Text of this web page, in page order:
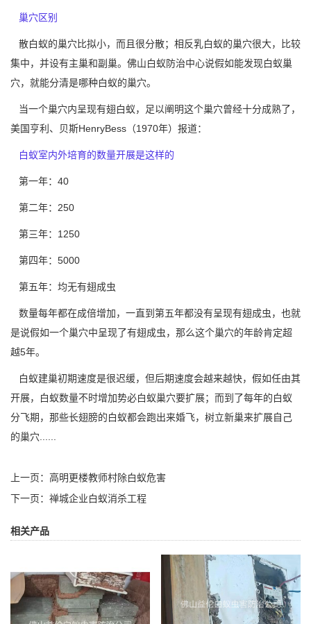
巢穴区别
散白蚁的巢穴比拟小，而且很分散；相反乳白蚁的巢穴很大，比较
集中，并设有主巢和副巢。佛山白蚁防治中心说假如能发现白蚁巢
穴，就能分清是哪种白蚁的巢穴。
当一个巢穴内呈现有翅白蚁，足以阐明这个巢穴曾经十分成熟了，
美国亨利、贝斯HenryBess（1970年）报道：
白蚁室内外培育的数量开展是这样的
第一年：40
第二年：250
第三年：1250
第四年：5000
第五年：均无有翅成虫
数量每年都在成倍增加，一直到第五年都没有呈现有翅成虫 ，也就
是说假如一个巢穴中呈现了有翅成虫，那么这个巢穴的年龄肯定超
越5年。
白蚁建巢初期速度是很迟缓，但后期速度会越来越快，假如任由其
开展，白蚁数量不时增加势必白蚁巢穴要扩展；而到了每年的白蚁
分飞期，那些长翅膀的白蚁都会跑出来婚飞，树立新巢来扩展自己
的巢穴......
上一页： 高明更楼教师村除白蚁危害
下一页： 禅城企业白蚁消杀工程
相关产品